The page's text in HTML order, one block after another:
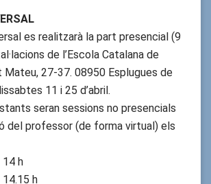
es realitzarà la part presencial (9
de l’Escola Catalana de
Mateu, 27-37. 08950 Esplugues de
11 i 25 d’abril.
seran sessions no presencials
del professor (de forma virtual) els
14 h
14.15 h